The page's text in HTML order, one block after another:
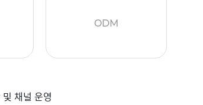
ODM
채널 운영